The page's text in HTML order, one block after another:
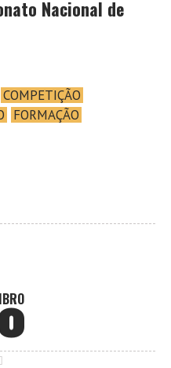
Nacional de
COMPETIÇÃO
FORMAÇÃO